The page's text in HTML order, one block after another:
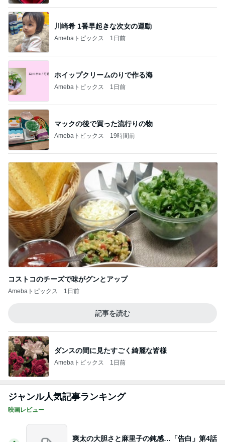
川崎希 1番早起きな次女の運動
Amebaトピックス 1日前
ホイップクリームのりで作る海
Amebaトピックス 1日前
マックの後で買った流行りの物
Amebaトピックス 19時間前
コストコのチーズで味がグンとアップ
Amebaトピックス 1日前
記事を読む
ダンスの間に見たすごく綺麗な皆様
Amebaトピックス 1日前
ジャンル人気記事ランキング
映画レビュー
爽太の大胆さと麻里子の鈍感…「告白」第4話